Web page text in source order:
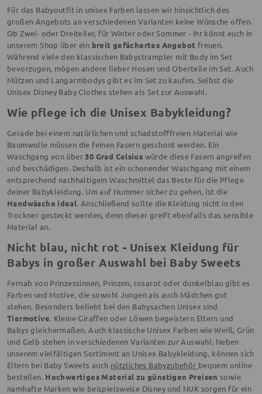
Für das Babyoutfit in unisex Farben lassen wir hinsichtlich des
großen Angebots an verschiedenen Varianten keine Wünsche offen.
Ob Zwei- oder Dreiteiler, für Winter oder Sommer - ihr könnt euch in
unserem Shop über ein breit gefächertes Angebot freuen.
Während viele den klassischen Babystrampler mit Body im Set
bevorzugen, mögen andere lieber Hosen und Oberteile im Set. Auch
Mützen und Langarmbodys gibt es im Set zu kaufen. Selbst die
Unisex Disney Baby Clothes stehen als Set zur Auswahl.
Wie pflege ich die Unisex Babykleidung?
Gerade bei einem natürlichen und schadstofffreien Material wie
Baumwolle müssen die feinen Fasern geschont werden. Ein
Waschgang von über30 Grad Celsius würde diese Fasern angreifen
und beschädigen. Deshalb ist ein schonender Waschgang mit einem
entsprechend nachhaltigem Waschmittel das Beste für die Pflege
deiner Babykleidung. Um auf Nummer sicher zu gehen, ist die
Handwäsche ideal. Anschließend sollte die Kleidung nicht in den
Trockner gesteckt werden, denn dieser greift ebenfalls das sensible
Material an.
Nicht blau, nicht rot - Unisex Kleidung für
Babys in großer Auswahl bei Baby Sweets
Fernab von Prinzessinnen, Prinzen, rosarot oder dunkelblau gibt es
Farben und Motive, die sowohl Jungen als auch Mädchen gut
stehen. Besonders beliebt bei den Babysachen Unisex sind
Tiermotive. Kleine Giraffen oder Löwen begeistern Eltern und
Babys gleichermaßen. Auch klassische Unisex Farben wie Weiß, Grün
und Gelb stehen in verschiedenen Varianten zur Auswahl. Neben
unserem vielfältigen Sortiment an Unisex Babykleidung, können sich
Eltern bei Baby Sweets auch nützliches Babyzubehör bequem online
bestellen. Hochwertiges Material zu günstigen Preisensowie
namhafte Marken wie beispielsweise Disney und NUK sorgen für ein